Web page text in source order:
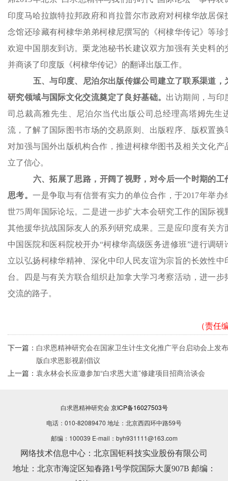
印度马哈拉旗特拉邦政府和肖拉普尔市政府对柯棣华故居保
念馆还珍藏有柯棣华弟弟柯棣尼撰写的《柯棣华传记》等珍
欢迎中国朋友到访。栗龙池秘书长建议双方加强有关史料的
并商谈了印度版《柯棣华传记》的翻译出版工作。
五、与印度、尼泊尔出版传媒公司建立了联系渠道，
研究领域与国际文化交流奠定了良好基础。 出访期间，与印
司总裁高雅先生、尼泊尔当代出版公司总经理高塔姆先生
流，了解了国际图书市场的交易原则、出版程序、版权置换
对加强与国外出版机构合作，推进柯棣华图书及相关文化产
立了信心。
六、拓展了思路，开阔了视野，对今后一个时期的工
思考。一是争取与有信誉有实力的单位合作，于2017年举办
世75周年国际论坛。二是进一步扩大本会研究工作的国际视
其他援华抗战国际友人的系列研究成果。三是应印度有关方
中国医院和医科院校开办“柯棣华高级医务进修班”进行调研
立以弘扬柯棣华精神、深化中印人民友谊为宗旨的长效性中
台。四是与有关方联合组织赴加拿大学习考察活动，进一步
交流的路子。
（责任
下一篇： 白求恩精神研究会在国家卫生计生文化推广平台启动会上发
版白求恩影视剧倡议
上一篇： 袁永林会长应邀参加“白求恩大道”修建项目招商洽谈会
白求恩精神研究会京ICP备16027503号
电话：010-82089470 地址：北京西四环中路59号
邮编：100039 E-mail：byh931111@163.com
网络技术信息中心：北京国钜科技实业股份有限公司
地址：北京市海淀区知春路1号学院国际大厦907B 邮编：